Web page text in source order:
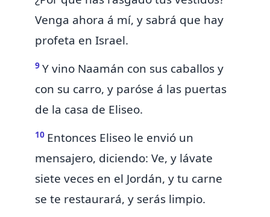
Venga ahora á mí, y sabrá que hay
profeta en Israel.
9 Y vino Naamán con sus caballos y
con su carro, y paróse á las puertas
de la casa de Eliseo.
10 Entonces Eliseo le envió un
mensajero, diciendo: Ve, y lávate
siete veces en el Jordán, y tu carne
se te restaurará, y serás limpio.